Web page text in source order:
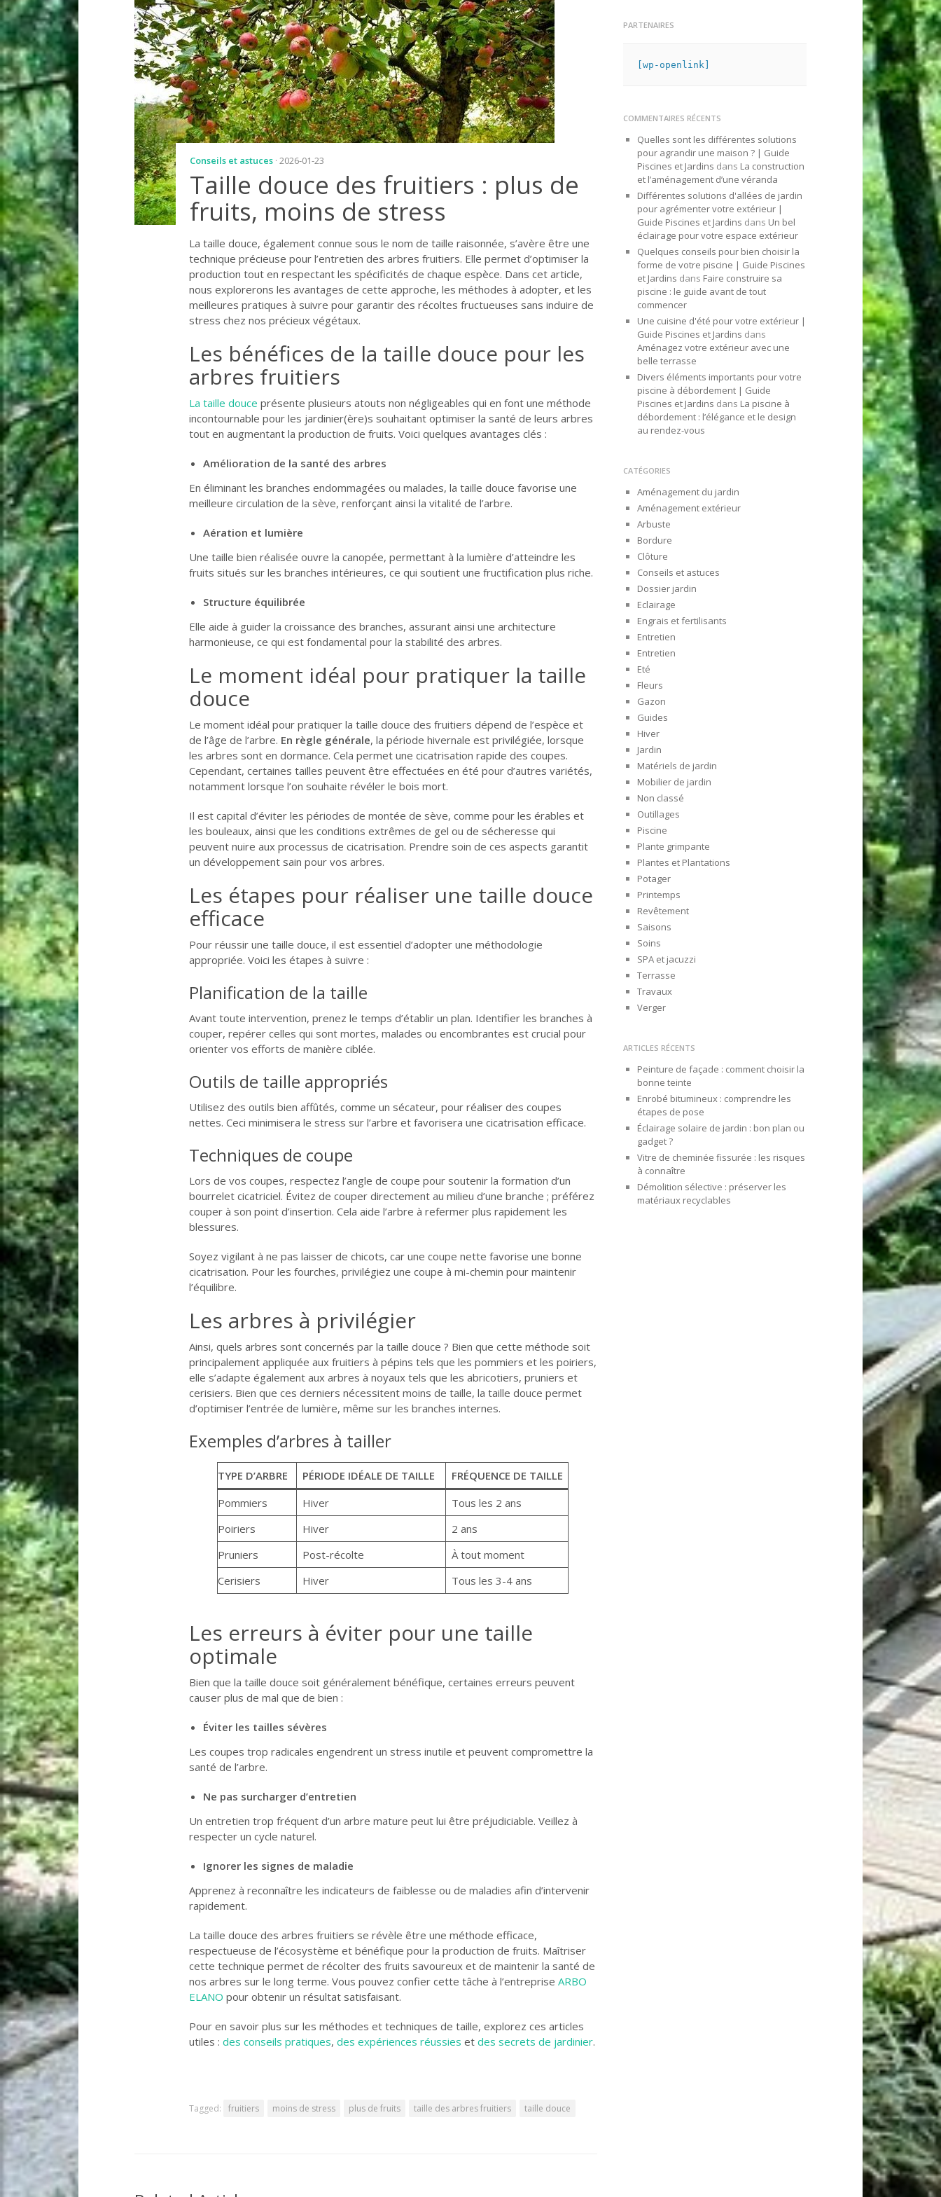
Conseils et astuces · 2026-01-23
Taille douce des fruitiers : plus de
fruits, moins de stress
La taille douce, également connue sous le nom de taille raisonnée, s’avère être une
technique précieuse pour l’entretien des arbres fruitiers. Elle permet d’optimiser la
production tout en respectant les spécificités de chaque espèce. Dans cet article,
nous explorerons les avantages de cette approche, les méthodes à adopter, et les
meilleures pratiques à suivre pour garantir des récoltes fructueuses sans induire de
stress chez nos précieux végétaux.
Les bénéfices de la taille douce pour les
arbres fruitiers
La taille douce présente plusieurs atouts non négligeables qui en font une méthode
incontournable pour les jardinier(ère)s souhaitant optimiser la santé de leurs arbres
tout en augmentant la production de fruits. Voici quelques avantages clés :
Amélioration de la santé des arbres
En éliminant les branches endommagées ou malades, la taille douce favorise une
meilleure circulation de la sève, renforçant ainsi la vitalité de l’arbre.
Aération et lumière
Une taille bien réalisée ouvre la canopée, permettant à la lumière d’atteindre les
fruits situés sur les branches intérieures, ce qui soutient une fructification plus riche.
Structure équilibrée
Elle aide à guider la croissance des branches, assurant ainsi une architecture
harmonieuse, ce qui est fondamental pour la stabilité des arbres.
Le moment idéal pour pratiquer la taille
douce
Le moment idéal pour pratiquer la taille douce des fruitiers dépend de l’espèce et
de l’âge de l’arbre. En règle générale, la période hivernale est privilégiée, lorsque
les arbres sont en dormance. Cela permet une cicatrisation rapide des coupes.
Cependant, certaines tailles peuvent être effectuées en été pour d’autres variétés,
notamment lorsque l’on souhaite révéler le bois mort.
Il est capital d’éviter les périodes de montée de sève, comme pour les érables et
les bouleaux, ainsi que les conditions extrêmes de gel ou de sécheresse qui
peuvent nuire aux processus de cicatrisation. Prendre soin de ces aspects garantit
un développement sain pour vos arbres.
Les étapes pour réaliser une taille douce
efficace
Pour réussir une taille douce, il est essentiel d’adopter une méthodologie
appropriée. Voici les étapes à suivre :
Planification de la taille
Avant toute intervention, prenez le temps d’établir un plan. Identifier les branches à
couper, repérer celles qui sont mortes, malades ou encombrantes est crucial pour
orienter vos efforts de manière ciblée.
Outils de taille appropriés
Utilisez des outils bien affûtés, comme un sécateur, pour réaliser des coupes
nettes. Ceci minimisera le stress sur l’arbre et favorisera une cicatrisation efficace.
Techniques de coupe
Lors de vos coupes, respectez l’angle de coupe pour soutenir la formation d’un
bourrelet cicatriciel. Évitez de couper directement au milieu d’une branche ; préférez
couper à son point d’insertion. Cela aide l’arbre à refermer plus rapidement les
blessures.
Soyez vigilant à ne pas laisser de chicots, car une coupe nette favorise une bonne
cicatrisation. Pour les fourches, privilégiez une coupe à mi-chemin pour maintenir
l’équilibre.
Les arbres à privilégier
Ainsi, quels arbres sont concernés par la taille douce ? Bien que cette méthode soit
principalement appliquée aux fruitiers à pépins tels que les pommiers et les poiriers,
elle s’adapte également aux arbres à noyaux tels que les abricotiers, pruniers et
cerisiers. Bien que ces derniers nécessitent moins de taille, la taille douce permet
d’optimiser l’entrée de lumière, même sur les branches internes.
Exemples d’arbres à tailler
TYPE D’ARBRE PÉRIODE IDÉALE DE TAILLE
FRÉQUENCE DE TAILLE
Pommiers
Hiver
Tous les 2 ans
Poiriers
Hiver
2 ans
Pruniers
Post-récolte
À tout moment
Cerisiers
Hiver Tous les 3-4 ans
Les erreurs à éviter pour une taille
optimale
Bien que la taille douce soit généralement bénéfique, certaines erreurs peuvent
causer plus de mal que de bien :
Éviter les tailles sévères
Les coupes trop radicales engendrent un stress inutile et peuvent compromettre la
santé de l’arbre.
Ne pas surcharger d’entretien
Un entretien trop fréquent d’un arbre mature peut lui être préjudiciable. Veillez à
respecter un cycle naturel.
Ignorer les signes de maladie
Apprenez à reconnaître les indicateurs de faiblesse ou de maladies afin d’intervenir
rapidement.
La taille douce des arbres fruitiers se révèle être une méthode efficace,
respectueuse de l’écosystème et bénéfique pour la production de fruits. Maîtriser
cette technique permet de récolter des fruits savoureux et de maintenir la santé de
nos arbres sur le long terme. Vous pouvez confier cette tâche à l’entreprise ARBO
ELANO pour obtenir un résultat satisfaisant.
Pour en savoir plus sur les méthodes et techniques de taille, explorez ces articles
utiles : des conseils pratiques, des expériences réussies et des secrets de jardinier.
Tagged: fruitiers moins de stress plus de fruits taille des arbres fruitiers taille douce
PARTENAIRES
[wp-openlink]
COMMENTAIRES RÉCENTS
Quelles sont les différentes solutions
pour agrandir une maison ? | Guide
Piscines et Jardins dans La construction
et l’aménagement d’une véranda
Différentes solutions d'allées de jardin
pour agrémenter votre extérieur |
Guide Piscines et Jardins dans Un bel
éclairage pour votre espace extérieur
Quelques conseils pour bien choisir la
forme de votre piscine | Guide Piscines
et Jardins dans Faire construire sa
piscine : le guide avant de tout
commencer
Une cuisine d'été pour votre extérieur |
Guide Piscines et Jardins dans
Aménagez votre extérieur avec une
belle terrasse
Divers éléments importants pour votre
piscine à débordement | Guide
Piscines et Jardins dans La piscine à
débordement : l’élégance et le design
au rendez-vous
CATÉGORIES
Aménagement du jardin
Aménagement extérieur
Arbuste
Bordure
Clôture
Conseils et astuces
Dossier jardin
Eclairage
Engrais et fertilisants
Entretien
Entretien
Eté
Fleurs
Gazon
Guides
Hiver
Jardin
Matériels de jardin
Mobilier de jardin
Non classé
Outillages
Piscine
Plante grimpante
Plantes et Plantations
Potager
Printemps
Revêtement
Saisons
Soins
SPA et jacuzzi
Terrasse
Travaux
Verger
ARTICLES RÉCENTS
Peinture de façade : comment choisir la
bonne teinte
Enrobé bitumineux : comprendre les
étapes de pose
Éclairage solaire de jardin : bon plan ou
gadget ?
Vitre de cheminée fissurée : les risques
à connaître
Démolition sélective : préserver les
matériaux recyclables